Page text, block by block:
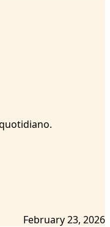
February 23, 2026